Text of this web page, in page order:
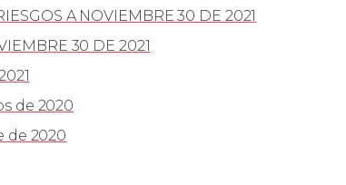
A NOVIEMBRE 30 DE 2021
30 DE 2021
de 2020
de 2020